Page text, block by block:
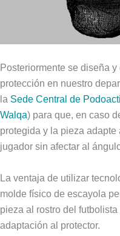
Posteriormente se diseña
protección en nuestro
la Sede Central de
Walqa) para que, en caso
protegida y la pieza adapte
jugador sin afectar al
La ventaja de utilizar
molde físico de escayola
pieza al rostro del
adaptación al protector.